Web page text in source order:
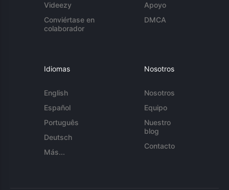
Videezy
Conviértase en
colaborador
Apoyo
DMCA
Idiomas
English
Español
Português
Deutsch
Más...
Nosotros
Nosotros
Equipo
Nuestro
blog
Contacto